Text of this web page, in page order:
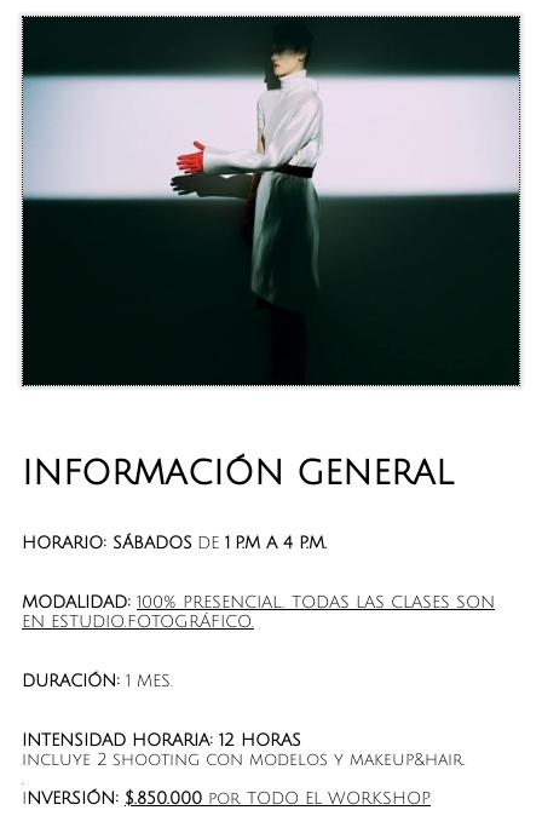
INFORMACIÓN GENERAL
HORARIO: SÁBADOS DE 1 P.M A 4 P.M.
MODALIDAD: 100% PRESENCIAL.. TODAS LAS CLASES SON
EN ESTUDIO.FOTOGRÁFICO.
DURACIÓN: 1 MES.
INTENSIDAD HORARIA: 12 HORAS
incluye 2 shooting con modelos y makeup&hair.
.
NVERSIÓN: $.850.000 por TODO EL WORKSHOP